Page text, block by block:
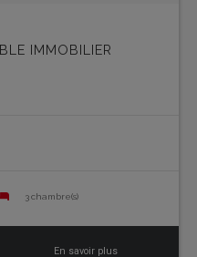
IMMOBILIER
3 chambre(s)
En savoir plus